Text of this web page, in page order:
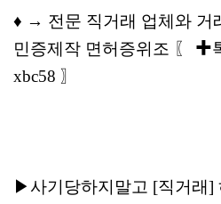
♦ → 전문 직거래 업체와 거
민증제작 면허증위조 〖 ✚
xbc58 〗
▶사기당하지말고 [직거래]